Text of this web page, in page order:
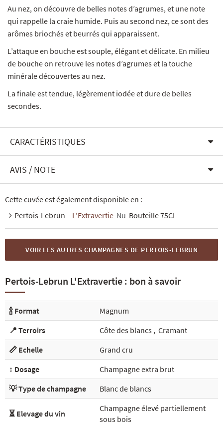
Au nez, on découvre de belles notes d’agrumes, et une note
qui rappelle la craie humide. Puis au second nez, ce sont des
arômes briochés et beurrés qui apparaissent.
L’attaque en bouche est souple, élégant et délicate. En milieu
de bouche on retrouve les notes d’agrumes et la touche
minérale découvertes au nez.
La finale est tendue, légèrement iodée et dure de belles
secondes.
CARACTÉRISTIQUES
AVIS / NOTE
Cette cuvée est également disponible en :
Pertois-Lebrun - L'Extravertie Nu Bouteille 75CL
VOIR LES AUTRES CHAMPAGNES DE PERTOIS-LEBRUN
Pertois-Lebrun L'Extravertie : bon à savoir
🍾 Format
Magnum
📍 Terroirs
Côte des blancs , Cramant
📏 Echelle
Grand cru
↕️ Dosage
Champagne extra brut
💡 Type de champagne
Blanc de blancs
⏳ Elevage du vin
Champagne élevé partiellement
sous bois